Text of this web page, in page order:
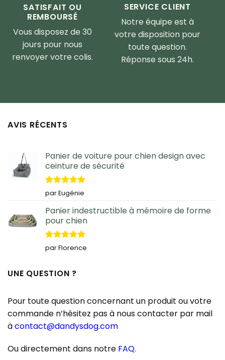
SATISFAIT OU
REMBOURSÉ
Vous disposez de 30
jours pour nous
renvoyer votre colis.
SERVICE CLIENT
Notre équipe est à
votre disposition pour
toute question.
Réponse sous 24h.
AVIS RÉCENTS
Panier de voiture pour chien design avec
ceinture de sécurité
Note5sur
5
par Eugénie
Panier indestructible à mémoire de forme
pour chien
Note5sur
5
par Florence
UNE QUESTION ?
Pour toute question concernant un produit ou votre
commande n’hésitez pas à nous contacter par mail
àcontact@dandysdog.com
Ou directement dans notre FAQ.